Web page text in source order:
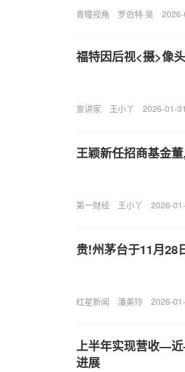
青瞳视角 罗伯特·吴
福特因后视<摄>像
宣讲家 王小丫 2026-01-
王颖新任招商基金
第一财经 王小丫 2026-
贵!州茅台于11月28
红星新闻 潘美玲 2026-
上半年实现营收—
进展